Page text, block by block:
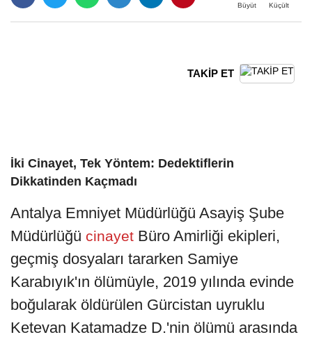
Büyüt Küçült
TAKİP ET
İki Cinayet, Tek Yöntem: Dedektiflerin
Dikkatinden Kaçmadı
Antalya Emniyet Müdürlüğü Asayiş Şube
Müdürlüğü cinayet Büro Amirliği ekipleri,
geçmiş dosyaları tararken Samiye
Karabıyık'ın ölümüyle, 2019 yılında evinde
boğularak öldürülen Gürcistan uyruklu
Ketevan Katamadze D.'nin ölümü arasında